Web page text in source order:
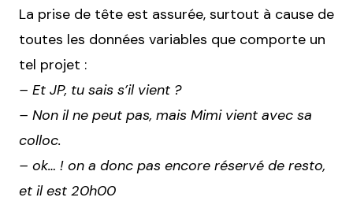
La prise de tête est assurée, surtout à cause de
toutes les données variables que comporte un
tel projet :
– Et JP, tu sais s’il vient ?
– Non il ne peut pas, mais Mimi vient avec sa
colloc.
– ok… ! on a donc pas encore réservé de resto,
et il est 20h00